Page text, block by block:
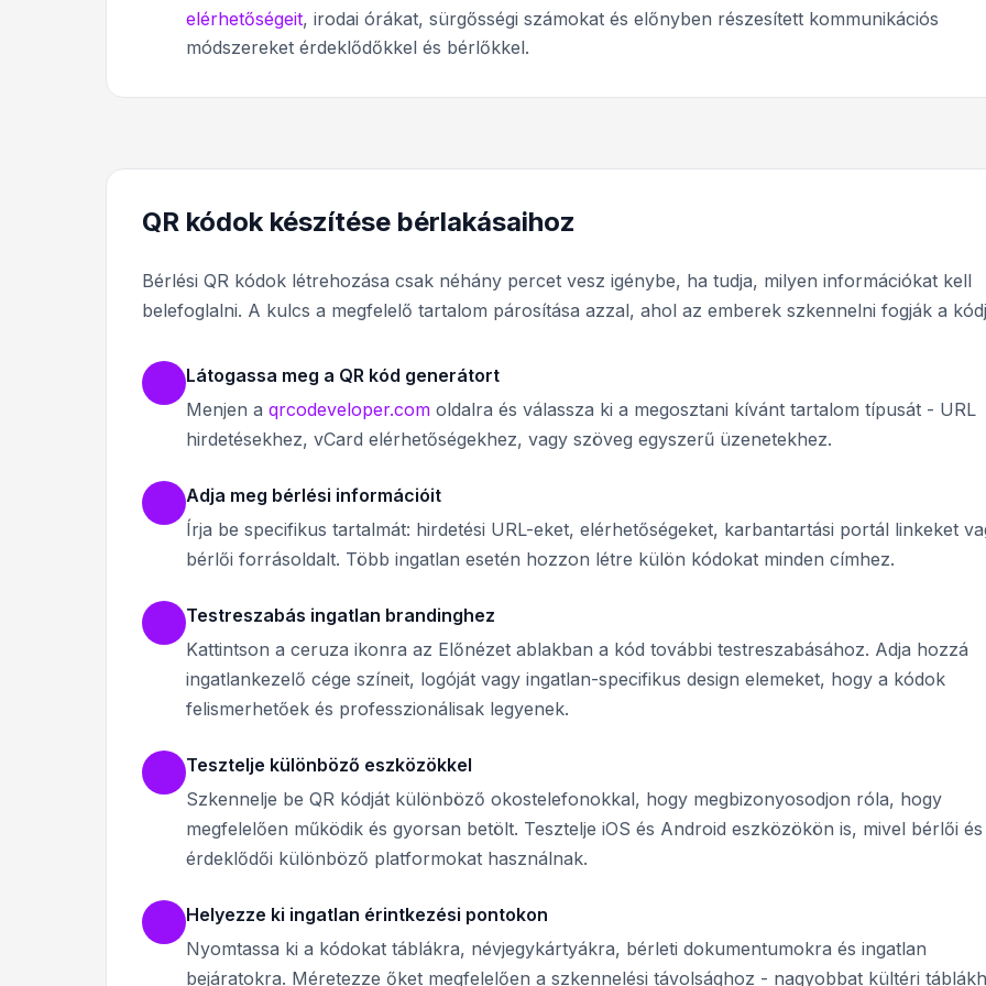
elérhetőségeit, irodai órákat, sürgősségi számokat és előnyben részesített kommunikációs
módszereket érdeklődőkkel és bérlőkkel.
QR kódok készítése bérlakásaihoz
Bérlési QR kódok létrehozása csak néhány percet vesz igénybe, ha tudja, milyen információkat kell
belefoglalni. A kulcs a megfelelő tartalom párosítása azzal, ahol az emberek szkennelni fogják a
Látogassa meg a QR kód generátort
Menjen a qrcodeveloper.com oldalra és válassza ki a megosztani kívánt tartalom típusát - URL
hirdetésekhez, vCard elérhetőségekhez, vagy szöveg egyszerű üzenetekhez.
Adja meg bérlési információit
Írja be specifikus tartalmát: hirdetési URL-eket, elérhetőségeket, karbantartási portál linkeket
bérlői forrásoldalt. Több ingatlan esetén hozzon létre külön kódokat minden címhez.
Testreszabás ingatlan brandinghez
Kattintson a ceruza ikonra az Előnézet ablakban a kód további testreszabásához. Adja hozzá
ingatlankezelő cége színeit, logóját vagy ingatlan-specifikus design elemeket, hogy a kódok
felismerhetőek és professzionálisak legyenek.
Tesztelje különböző eszközökkel
Szkennelje be QR kódját különböző okostelefonokkal, hogy megbizonyosodjon róla, hogy
megfelelően működik és gyorsan betölt. Tesztelje iOS és Android eszközökön is, mivel bérlői és
érdeklődői különböző platformokat használnak.
Helyezze ki ingatlan érintkezési pontokon
Nyomtassa ki a kódokat táblákra, névjegykártyákra, bérleti dokumentumokra és ingatlan
bejáratokra. Méretezze őket megfelelően a szkennelési távolsághoz - nagyobbat kültéri